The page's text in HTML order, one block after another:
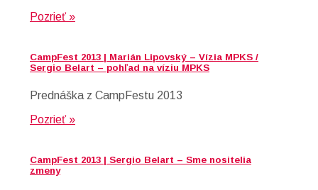
Pozrieť »
CampFest 2013 | Marián Lipovský – Vízia MPKS /
Sergio Belart – pohľad na víziu MPKS
Prednáška z CampFestu 2013
Pozrieť »
CampFest 2013 | Sergio Belart – Sme nositelia
zmeny